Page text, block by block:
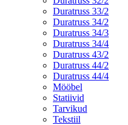
Duratruss 33/2
Duratruss 34/2
Duratruss 34/3
Duratruss 34/4
Duratruss 43/2
Duratruss 44/2
Duratruss 44/4
Mööbel
Statiivid
Tarvikud
Tekstiil